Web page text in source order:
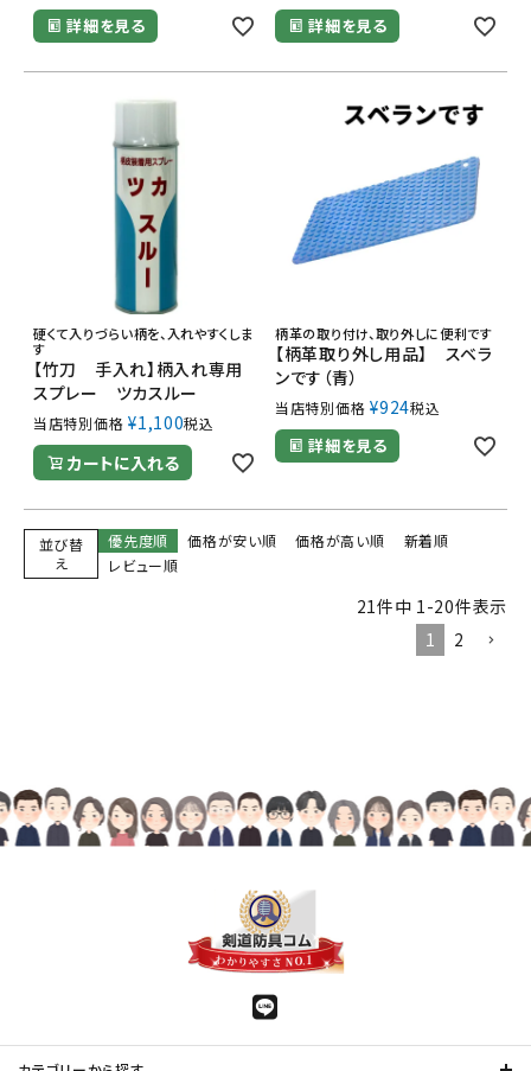
詳細を見る 詳細を見る
硬くて入りづらい柄を、入れやすくしま
す
【竹刀 手入れ】柄入れ専用
スプレー ツカスルー
当店特別価格 ¥1,100税込
カートに入れる
柄革の取り付け、取り外しに便利です
【柄革取り外し用品】 スベラ
ンです（青）
当店特別価格 ¥924税込
詳細を見る
並び替
え
優先度順 価格が安い順 価格が高い順
新着順
レビュー順
21件中 1 -20件表示
1
2